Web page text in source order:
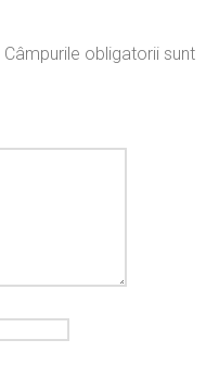
Câmpurile obligatorii sunt